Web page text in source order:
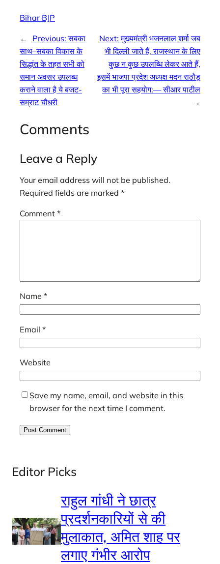
Bihar BJP
← Previous:सबका
साथ–सबका विकास के
सिद्धांत के तहत सभी को
समान अवसर उपलब्ध
कराने वाला है ये बजट-
सम्राट चौधरी
Next:मुख्यमंत्री भजनलाल शर्मा जब
भी दिल्ली जाते हैं, राजस्थान के लिए
कुछ न कुछ उपलब्धि लेकर आते हैं,
इसमें भाजपा प्रदेश अध्यक्ष मदन राठौड़
का भी पूरा सहयोग:— सीआर पाटील
→
Comments
Leave a Reply
Your email address will not be published.
Required fields are marked *
Comment *
Name *
Email *
Website
Save my name, email, and website in this
browser for the next time I comment.
Editor Picks
राहुल गांधी ने छात्र
प्रदर्शनकारियों से की
मुलाकात, अमित शाह पर
लगाए गंभीर आरोप